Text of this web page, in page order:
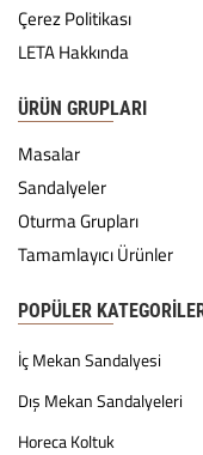
Çerez Politikası
LETA Hakkında
ÜRÜN GRUPLARI
Masalar
Sandalyeler
Oturma Grupları
Tamamlayıcı Ürünler
POPÜLER
İç Mekan Sandalyesi
Dış Mekan Sandalyeleri
Horeca Koltuk